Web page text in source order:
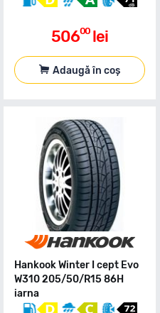
50600 lei
Adaugă în coș
Hankook Winter I cept Evo
W310 205/50/R15 86H
iarna